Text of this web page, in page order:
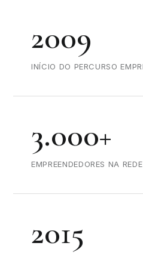
2009
INÍCIO DO PERCURSO
3.000+
EMPREENDEDORES NA
2015